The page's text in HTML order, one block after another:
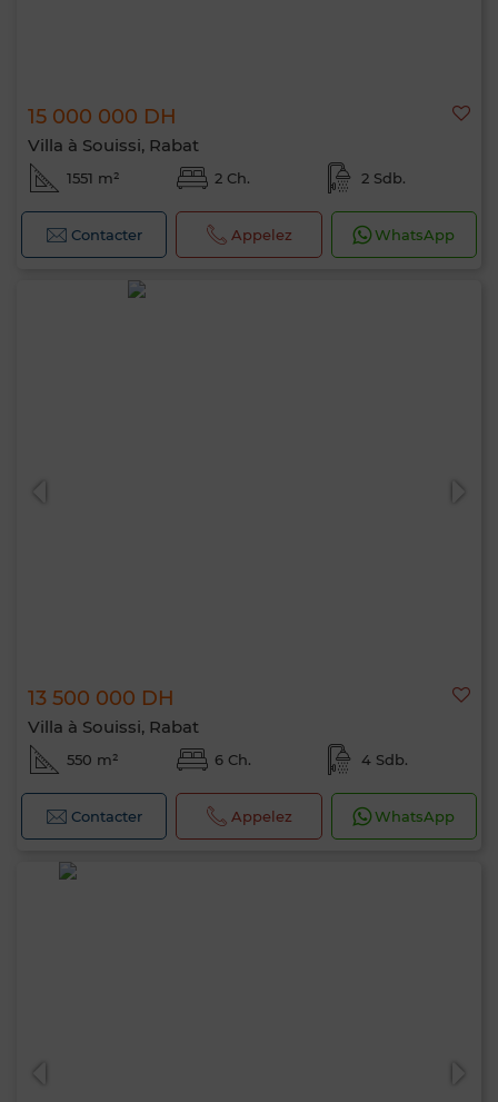
15 000 000 DH
Villa à Souissi, Rabat
1551 m² 2 Ch. 2 Sdb.
Contacter Appelez WhatsApp
13 500 000 DH
Villa à Souissi, Rabat
550 m² 6 Ch. 4 Sdb.
Contacter Appelez WhatsApp